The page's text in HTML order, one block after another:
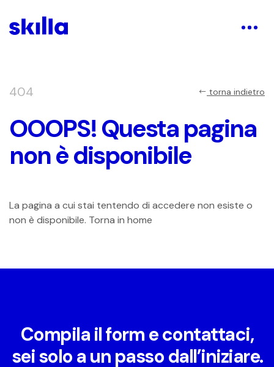
404 torna indietro
OOOPS! Questa pagina
non è disponibile
La pagina a cui stai tentendo di accedere non esiste o
non è disponibile. Torna in home
Compila il form e contattaci,
sei solo a un passo dall’iniziare.